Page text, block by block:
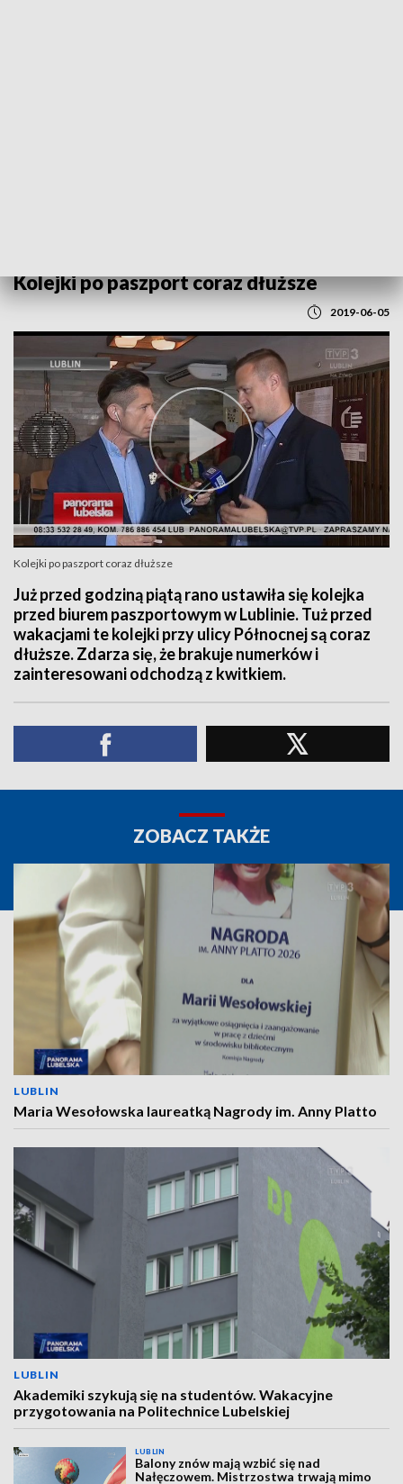
Kolejki po paszport coraz dłuższe
2019-06-05
Kolejki po paszport coraz dłuższe
Już przed godziną piątą rano ustawiła się kolejka
przed biurem paszportowym w Lublinie. Tuż przed
wakacjami te kolejki przy ulicy Północnej są coraz
dłuższe. Zdarza się, że brakuje numerków i
zainteresowani odchodzą z kwitkiem.
ZOBACZ TAKŻE
LUBLIN
Maria Wesołowska laureatką Nagrody im. Anny Platto
LUBLIN
Akademiki szykują się na studentów. Wakacyjne
przygotowania na Politechnice Lubelskiej
LUBLIN
Balony znów mają wzbić się nad
Nałęczowem. Mistrzostwa trwają mimo